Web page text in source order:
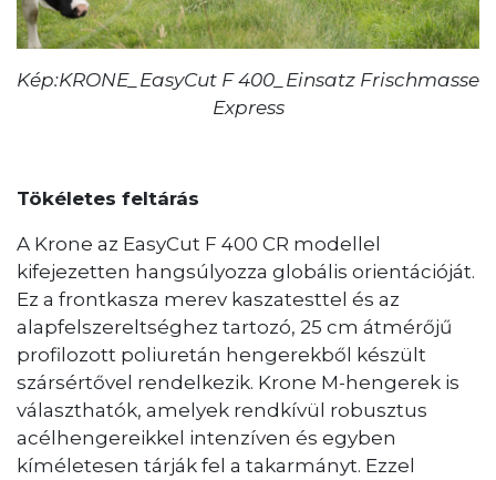
Kép:KRONE_EasyCut F 400_Einsatz Frischmasse
Express
Tökéletes feltárás
A Krone az EasyCut F 400 CR modellel
kifejezetten hangsúlyozza globális orientációját.
Ez a frontkasza merev kaszatesttel és az
alapfelszereltséghez tartozó, 25 cm átmérőjű
profilozott poliuretán hengerekből készült
szársértővel rendelkezik. Krone M-hengerek is
választhatók, amelyek rendkívül robusztus
acélhengereikkel intenzíven és egyben
kíméletesen tárják fel a takarmányt. Ezzel